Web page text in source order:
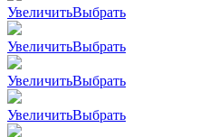
УвеличитьВыбрать
УвеличитьВыбрать
УвеличитьВыбрать
УвеличитьВыбрать